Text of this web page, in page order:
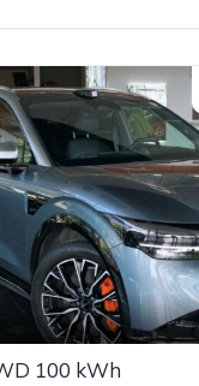
100 kWh